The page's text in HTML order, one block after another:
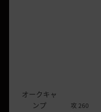
オークキャ
ンプ
攻 260